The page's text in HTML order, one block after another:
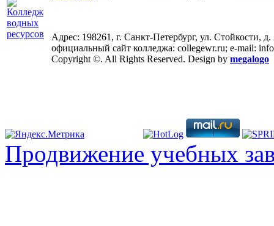
Адрес: 198261, г. Санкт-Петербург, ул. Стойкости,
официальный сайт колледжа: collegewr.ru; e-mail:
Copyright ©. All Rights Reserved. Design by megalogo
Продвижение учебных